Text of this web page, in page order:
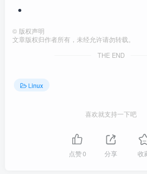
© 版权声明
文章版权归作者所有，未经允许请勿转载。
THE END
Linux
喜欢就支持一下吧
点赞0 分享 收